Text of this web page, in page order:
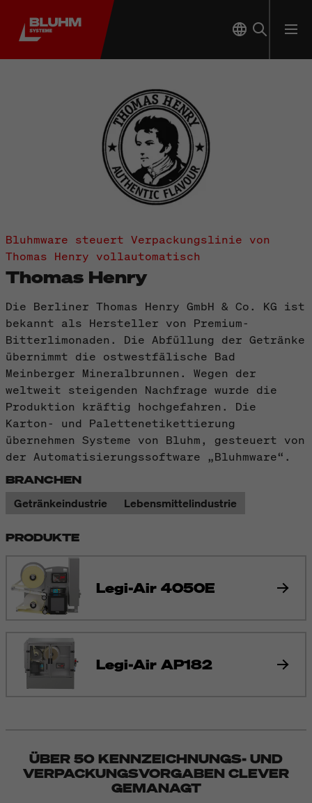
Bluhmware steuert Verpackungslinie von
Thomas Henry vollautomatisch
Thomas Henry
Die Berliner Thomas Henry GmbH & Co. KG ist
bekannt als Hersteller von Premium-
Bitterlimonaden. Die Abfüllung der Getränke
übernimmt die ostwestfälische Bad
Meinberger Mineralbrunnen. Wegen der
weltweit steigenden Nachfrage wurde die
Produktion kräftig hochgefahren. Die
Karton- und Palettenetikettierung
übernehmen Systeme von Bluhm, gesteuert von
der Automatisierungssoftware „Bluhmware“.
BRANCHEN
Getränkeindustrie
Lebensmittelindustrie
PRODUKTE
Legi-Air 4050E
Legi-Air AP182
ÜBER 50 KENNZEICHNUNGS- UND
VERPACKUNGSVORGABEN CLEVER
GEMANAGT